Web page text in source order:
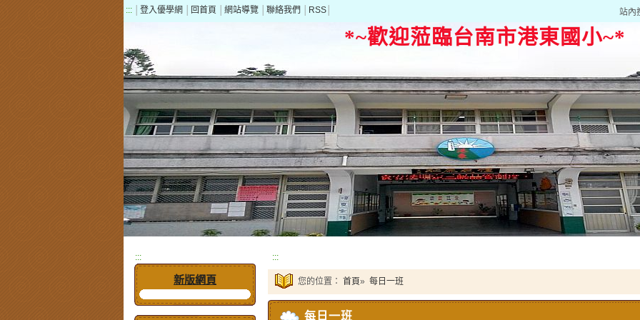
::: 登入優學網 回首頁 網站導覽 聯絡我們 RSS 站
*~歡迎蒞臨台南市港東國小~*
:::
新版網頁
:::
您的位置： 首頁» 每日一班
每日一班